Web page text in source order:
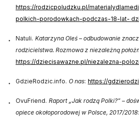
https://rodzicpoludzku.pl/
polkich-porodowkach-podczas-18-lat-
Natuli. Katarzyna Oleś – odbudowanie
rodzicielstwa. Rozmowa z niezależną
https://dziecisawazne.pl/niezalezna-
GdzieRodzic.info. O nas: https://
OvuFriend. Raport „Jak rodzą Polki?” –
opiece okołoporodowej w Polsce, 2017/2018: